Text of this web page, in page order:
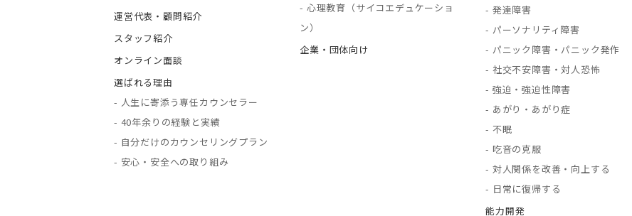
運営代表・顧問紹介
スタッフ紹介
オンライン面談
選ばれる理由
- 人生に寄添う専任カウンセラー
- 40年余りの経験と実績
- 自分だけのカウンセリングプラン
- 安心・安全への取り組み
- 心理教育（サイコエデュケーショ
ン）
企業・団体向け
- 発達障害
- パーソナリティ障害
- パニック障害・パニック発作
- 社交不安障害・対人恐怖
- 強迫・強迫性障害
- あがり・あがり症
- 不眠
- 吃音の克服
- 対人関係を改善・向上する
- 日常に復帰する
能力開発